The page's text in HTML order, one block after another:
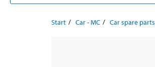
Start Car - MC Car spare parts